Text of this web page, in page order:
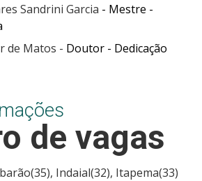
Sandrini Garcia - Mestre -
de Matos - Doutor - Dedicação
de vagas
Indaial(32), Itapema(33)